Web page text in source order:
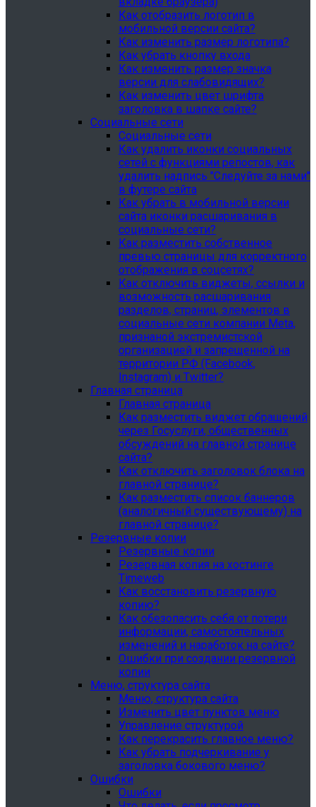
Как отобразить логотип в
мобильной версии сайта?
Как изменить размер логотипа?
Как убрать кнопку входа
Как изменить размер значка
версии для слабовидящих?
Как изменить цвет шрифта
заголовка в шапке сайте?
Социальные сети
Социальные сети
Как удалить иконки социальных
сетей с функциями репостов, как
удалить надпись "Следуйте за нами"
в футере сайта
Как убрать в мобильной версии
сайта иконки расшаривания в
социальные сети?
Как разместить собственное
превью страницы для корректного
отображения в соцсетях?
Как отключить виджеты, ссылки и
возможность расшаривания
разделов, страниц, элементов в
социальные сети компании Meta,
признаной экстремистской
организацией и запрещенной на
территории РФ (Facebook,
Instagram) и Twitter?
Главная страница
Главная страница
Как разместить виджет обращений
через Госуслуги, общественных
обсуждений на главной странице
сайта?
Как отключить заголовок блока на
главной странице?
Как разместить список баннеров
(аналогичный существующему) на
главной странице?
Резервные копии
Резервные копии
Резервная копия на хостинге
Timeweb
Как восстановить резервную
копию?
Как обезопасить себя от потери
информации, самостоятельных
изменений и наработок на сайте?
Ошибки при создании резервной
копии
Меню, структура сайта
Меню, структура сайта
Изменить цвет пунктов меню
Управление структурой
Как перекрасить главное меню?
Как убрать подчеркивание у
заголовка бокового меню?
Ошибки
Ошибки